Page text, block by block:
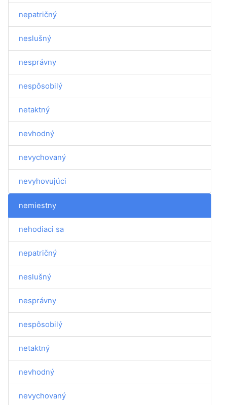
nepatričný
neslušný
nesprávny
nespôsobilý
netaktný
nevhodný
nevychovaný
nevyhovujúci
nemiestny
nehodiaci sa
nepatričný
neslušný
nesprávny
nespôsobilý
netaktný
nevhodný
nevychovaný